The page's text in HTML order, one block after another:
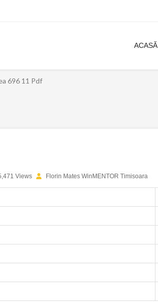
ACASĂ
696 11 Pdf
Views Florin Mates WinMENTOR Timisoara